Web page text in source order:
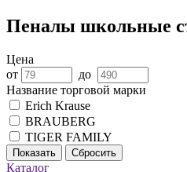
Пеналы школьные
Цена
от
до
Название торговой марки
Erich Krause
BRAUBERG
TIGER FAMILY
Показать Сбросить
Каталог